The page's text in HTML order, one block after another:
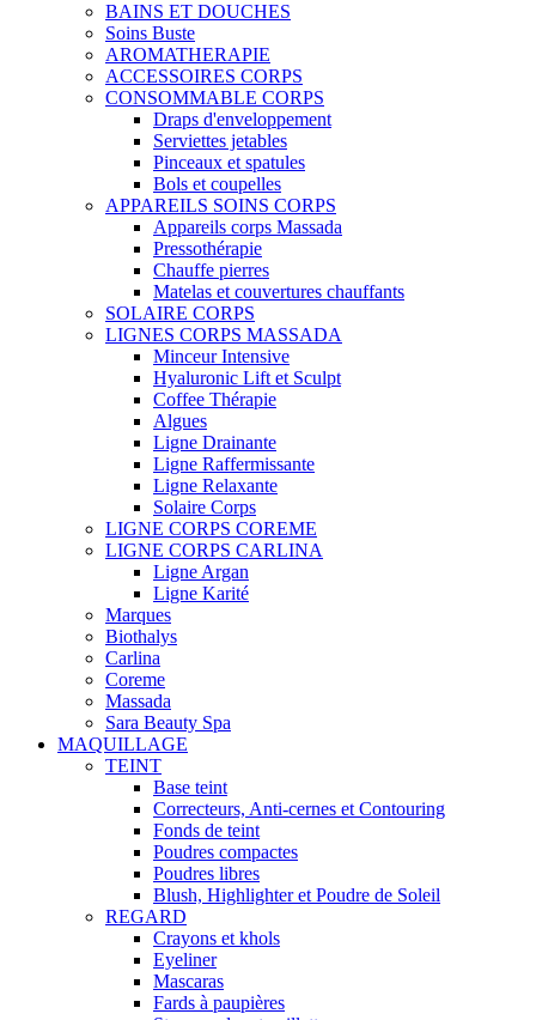
BAINS ET DOUCHES
Soins Buste
AROMATHERAPIE
ACCESSOIRES CORPS
CONSOMMABLE CORPS
Draps d'enveloppement
Serviettes jetables
Pinceaux et spatules
Bols et coupelles
APPAREILS SOINS CORPS
Appareils corps Massada
Pressothérapie
Chauffe pierres
Matelas et couvertures chauffants
SOLAIRE CORPS
LIGNES CORPS MASSADA
Minceur Intensive
Hyaluronic Lift et Sculpt
Coffee Thérapie
Algues
Ligne Drainante
Ligne Raffermissante
Ligne Relaxante
Solaire Corps
LIGNE CORPS COREME
LIGNE CORPS CARLINA
Ligne Argan
Ligne Karité
Marques
Biothalys
Carlina
Coreme
Massada
Sara Beauty Spa
MAQUILLAGE
TEINT
Base teint
Correcteurs, Anti-cernes et Contouring
Fonds de teint
Poudres compactes
Poudres libres
Blush, Highlighter et Poudre de Soleil
REGARD
Crayons et khols
Eyeliner
Mascaras
Fards à paupières